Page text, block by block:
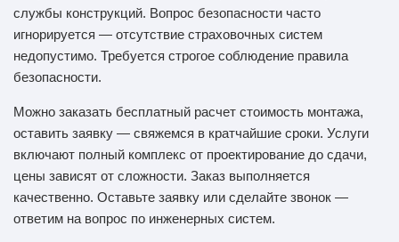
службы конструкций. Вопрос безопасности часто
игнорируется — отсутствие страховочных систем
недопустимо. Требуется строгое соблюдение правила
безопасности.
Можно заказать бесплатный расчет стоимость монтажа,
оставить заявку — свяжемся в кратчайшие сроки. Услуги
включают полный комплекс от проектирование до сдачи,
цены зависят от сложности. Заказ выполняется
качественно. Оставьте заявку или сделайте звонок —
ответим на вопрос по инженерных систем.